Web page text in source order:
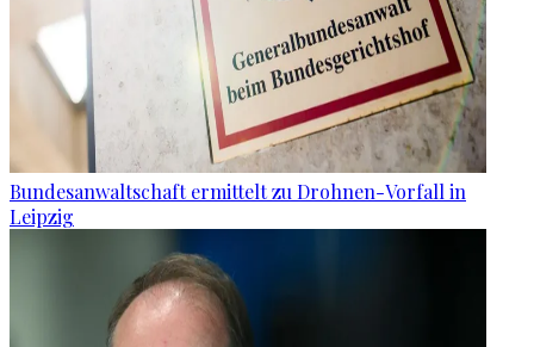
Bundesanwaltschaft ermittelt zu Drohnen-Vorfall in
Leipzig